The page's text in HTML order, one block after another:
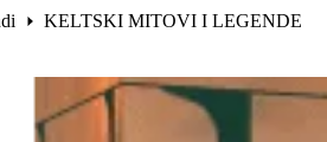
KELTSKI MITOVI I LEGENDE